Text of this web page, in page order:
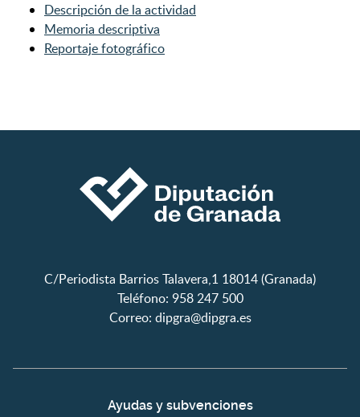
Descripción de la actividad
Memoria descriptiva
Reportaje fotográfico
C/Periodista Barrios Talavera,1 18014 (Granada)
Teléfono: 958 247 500
Correo: dipgra@dipgra.es
Ayudas y subvenciones